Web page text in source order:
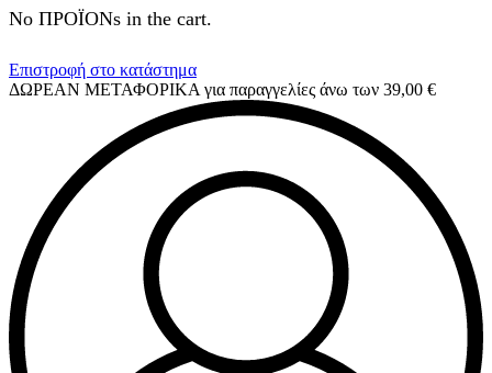
No ΠΡΟΪΟΝs in the cart.
Επιστροφή στο κατάστημα
ΔΩΡΕΑΝ ΜΕΤΑΦΟΡΙΚΑ για παραγγελίες άνω των 39,00 €